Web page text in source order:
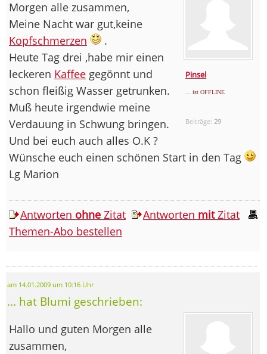
Pinsel
... ist OFFLINE
Beiträge: 29
Morgen alle zusammen,
Meine Nacht war gut,keine
Kopfschmerzen
.
Heute Tag drei ,habe mir einen
leckeren Kaffee gegönnt und
schon fleißig Wasser getrunken.
Muß heute irgendwie meine
Verdauung in Schwung bringen.
Und bei euch auch alles O.K ?
Wünsche euch einen schönen Start in den Tag
Lg Marion
Antworten ohne Zitat Antworten mitZitat
Themen-Abo bestellen
am 14.01.2009 um 10:16 Uhr
... hat Blumi geschrieben:
Hallo und guten Morgen alle
zusammen,